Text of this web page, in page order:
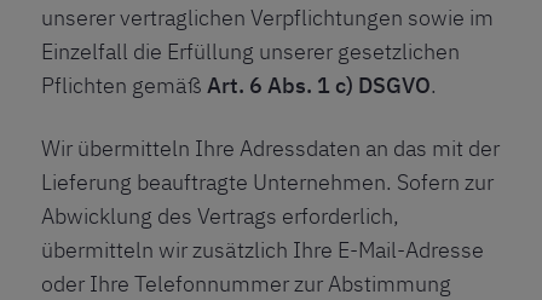
unserer vertraglichen Verpflichtungen sowie im
Einzelfall die Erfüllung unserer gesetzlichen
Pflichten gemäß Art. 6 Abs. 1 c) DSGVO.
Wir übermitteln Ihre Adressdaten an das mit der
Lieferung beauftragte Unternehmen. Sofern zur
Abwicklung des Vertrags erforderlich,
übermitteln wir zusätzlich Ihre E-Mail-Adresse
oder Ihre Telefonnummer zur Abstimmung